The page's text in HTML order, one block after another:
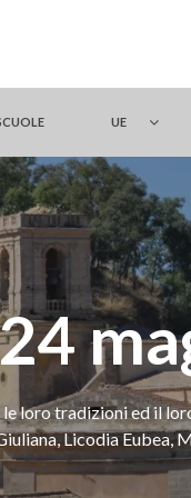
UE
loro tradizioni ed il
Licodia Eubea,